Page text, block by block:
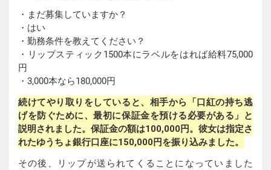
・まだ募集していますか？
・はい
・勤務条件を教えてください？
・リップスティック1500本にラベルをはれば給料75,000
円
・3,000本なら180,000円
続けてやり取りをしていると、相手から「口紅の持ち逃
げを防ぐために、最初に保証金を預ける必要がある」と
説明されました。保証金の額は100,000円。彼女は指定さ
れたゆうちょ銀行口座に150,000円を振り込みました。
その後、リップが送られてくることになっていました